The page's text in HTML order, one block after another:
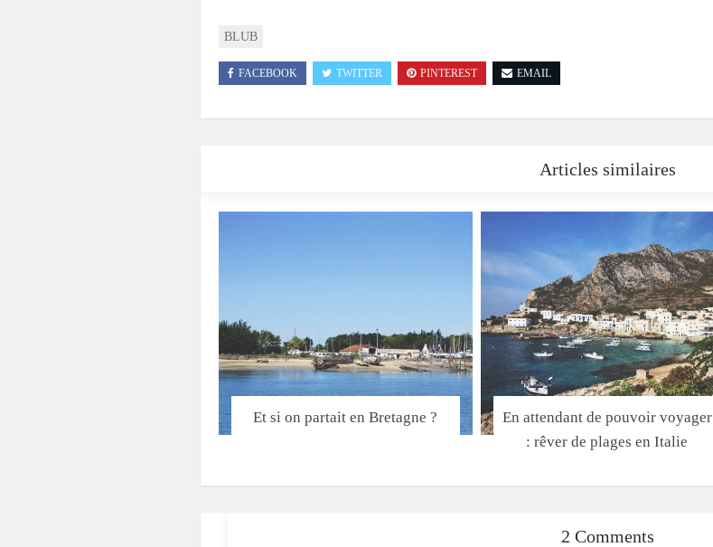
BLUB
FACEBOOK TWITTER PINTEREST EMAIL
Articles similaires
Et si on partait en Bretagne ?
En attendant de pouvoir voyager
: rêver de plages en Italie
2 Comments